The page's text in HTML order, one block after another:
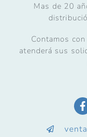
Mas de 20
Contamos
atenderá sus